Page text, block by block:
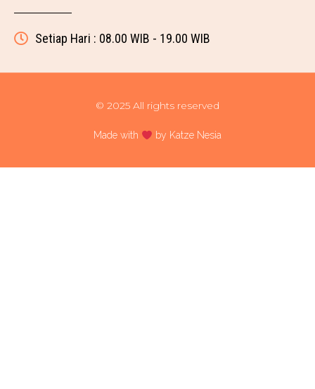
Setiap Hari : 08.00 WIB - 19.00 WIB
© 2025 All rights reserved
Made with by Katze Nesia